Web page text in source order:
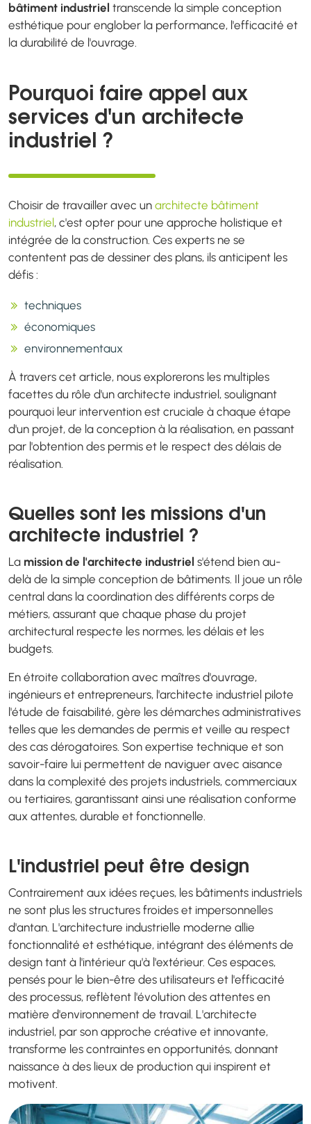
bâtiment industriel transcende la simple conception
esthétique pour englober la performance, l'efficacité et
la durabilité de l'ouvrage.
Pourquoi faire appel aux
services d'un architecte
industriel ?
Choisir de travailler avec un architecte bâtiment
industriel, c'est opter pour une approche holistique et
intégrée de la construction. Ces experts ne se
contentent pas de dessiner des plans, ils anticipent les
défis :
techniques
économiques
environnementaux
À travers cet article, nous explorerons les multiples
facettes du rôle d'un architecte industriel, soulignant
pourquoi leur intervention est cruciale à chaque étape
d'un projet, de la conception à la réalisation, en passant
par l'obtention des permis et le respect des délais de
réalisation.
Quelles sont les missions d'un
architecte industriel ?
La mission de l'architecte industriel s'étend bien au-
delà de la simple conception de bâtiments. Il joue un rôle
central dans la coordination des différents corps de
métiers, assurant que chaque phase du projet
architectural respecte les normes, les délais et les
budgets.
En étroite collaboration avec maîtres d'ouvrage,
ingénieurs et entrepreneurs, l'architecte industriel pilote
l'étude de faisabilité, gère les démarches administratives
telles que les demandes de permis et veille au respect
des cas dérogatoires. Son expertise technique et son
savoir-faire lui permettent de naviguer avec aisance
dans la complexité des projets industriels, commerciaux
ou tertiaires, garantissant ainsi une réalisation conforme
aux attentes, durable et fonctionnelle.
L'industriel peut être design
Contrairement aux idées reçues, les bâtiments industriels
ne sont plus les structures froides et impersonnelles
d'antan. L'architecture industrielle moderne allie
fonctionnalité et esthétique, intégrant des éléments de
design tant à l'intérieur qu'à l'extérieur. Ces espaces,
pensés pour le bien-être des utilisateurs et l'efficacité
des processus, reflètent l'évolution des attentes en
matière d'environnement de travail. L'architecte
industriel, par son approche créative et innovante,
transforme les contraintes en opportunités, donnant
naissance à des lieux de production qui inspirent et
motivent.